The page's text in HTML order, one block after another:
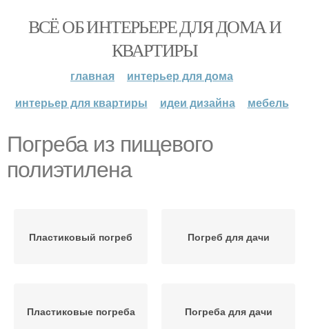
ВСЁ ОБ ИНТЕРЬЕРЕ ДЛЯ ДОМА И
КВАРТИРЫ
главная
интерьер для дома
интерьер для квартиры
идеи дизайна мебель
Погреба из пищевого
полиэтилена
Пластиковый погреб Погреб для дачи
Пластиковые погреба Погреба для дачи